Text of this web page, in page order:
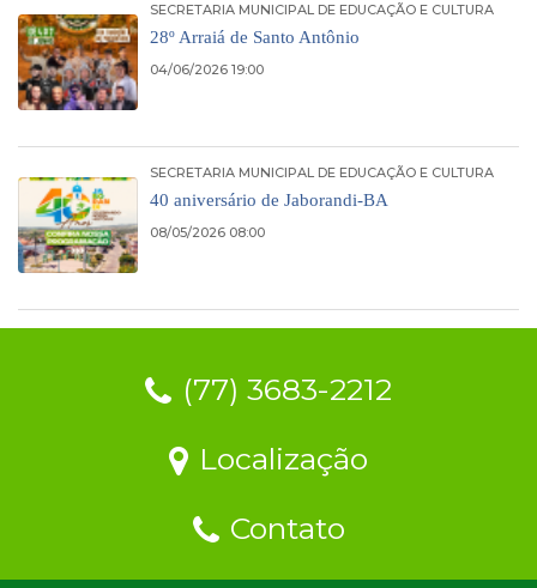
SECRETARIA MUNICIPAL DE EDUCAÇÃO E CULTURA
28º Arraiá de Santo Antônio
04/06/2026 19:00
SECRETARIA MUNICIPAL DE EDUCAÇÃO E CULTURA
40 aniversário de Jaborandi-BA
08/05/2026 08:00
(77) 3683-2212
Localização
Contato